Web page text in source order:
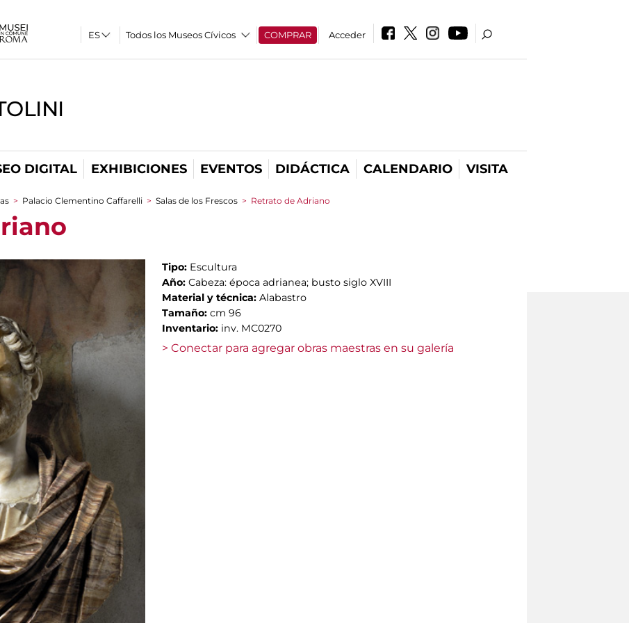
Todos los Museos Cívicos COMPRAR Acceder
DIGITAL EXHIBICIONES EVENTOS DIDÁCTICA CALENDARIO VISITA
> Palacio Clementino Caffarelli > Salas de los Frescos > Retrato de Adriano
Tipo: Escultura
Año: Cabeza: época adrianea; busto siglo XVIII
Material y técnica: Alabastro
Tamaño: cm 96
Inventario: inv. MC0270
> Conectar para agregar obras maestras en su galería